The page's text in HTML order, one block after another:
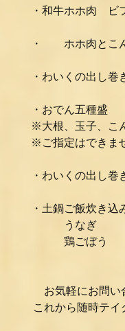
・和牛ホホ肉 ビ
・ ホホ肉とこ
・わいくの出し
・おでん五
※大根、玉子、こ
※ご指定はできま
・わいくの出し
・土鍋ご飯炊き込
うなぎ
鶏ごぼ
お気軽にお問い
これから随時テ